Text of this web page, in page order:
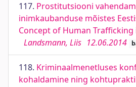
117. Prostitutsiooni
inimkaubanduse mõistes
Concept of Human Trafficking
Landsmann, Liis 12.06.2014
118. Kriminaalmenetluses
kohaldamine ning